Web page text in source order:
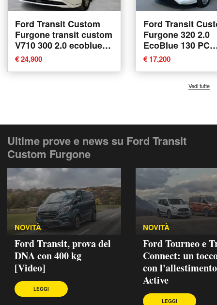
Ford Transit Custom
Furgone transit custom
V710 300 2.0 ecoblue
170cv Titanium L2H1
A8 del 2023 usata a
Como
€ 24,900
Ford Transit
Furgone 320 2.0
EcoBlue 130 PC
Furgone Trend
usata a
Garda
€ 17,200
Vedi tutte
Ultime prove e news su Ford Transit
Custom Furgone
NOVITÀ
Ford Transit, prova del
DNA con 400 kg
[Video]
LEGGI
NOVITÀ
Ford Tourneo e
Connect: un
con l'allestimento
Active
LEGGI